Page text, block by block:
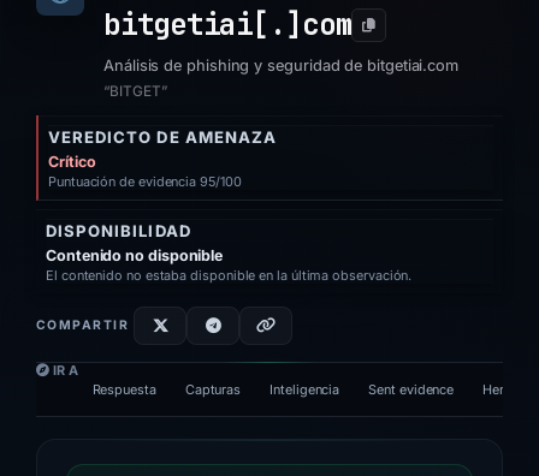
bitgetiai[.] com
Análisis de phishing y seguridad de bitgetiai.com
“BITGET”
VEREDICTO DE AMENAZA
Crítico
Puntuación de evidencia 95/100
DISPONIBILIDAD
Contenido no disponible
El contenido no estaba disponible en la última observación.
COMPARTIR
IR A
Respuesta
Capturas Inteligencia Sent evidence